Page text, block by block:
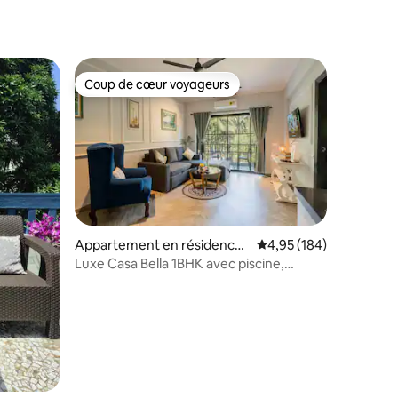
: 4,9 sur 5
appréciés Coup de cœur voyageurs
Coup de cœur voyageurs
Appartement en résidence ⋅
Calangute
Évaluation moyenne
4,95 (184)
Luxe Casa Bella 1BHK avec piscine,